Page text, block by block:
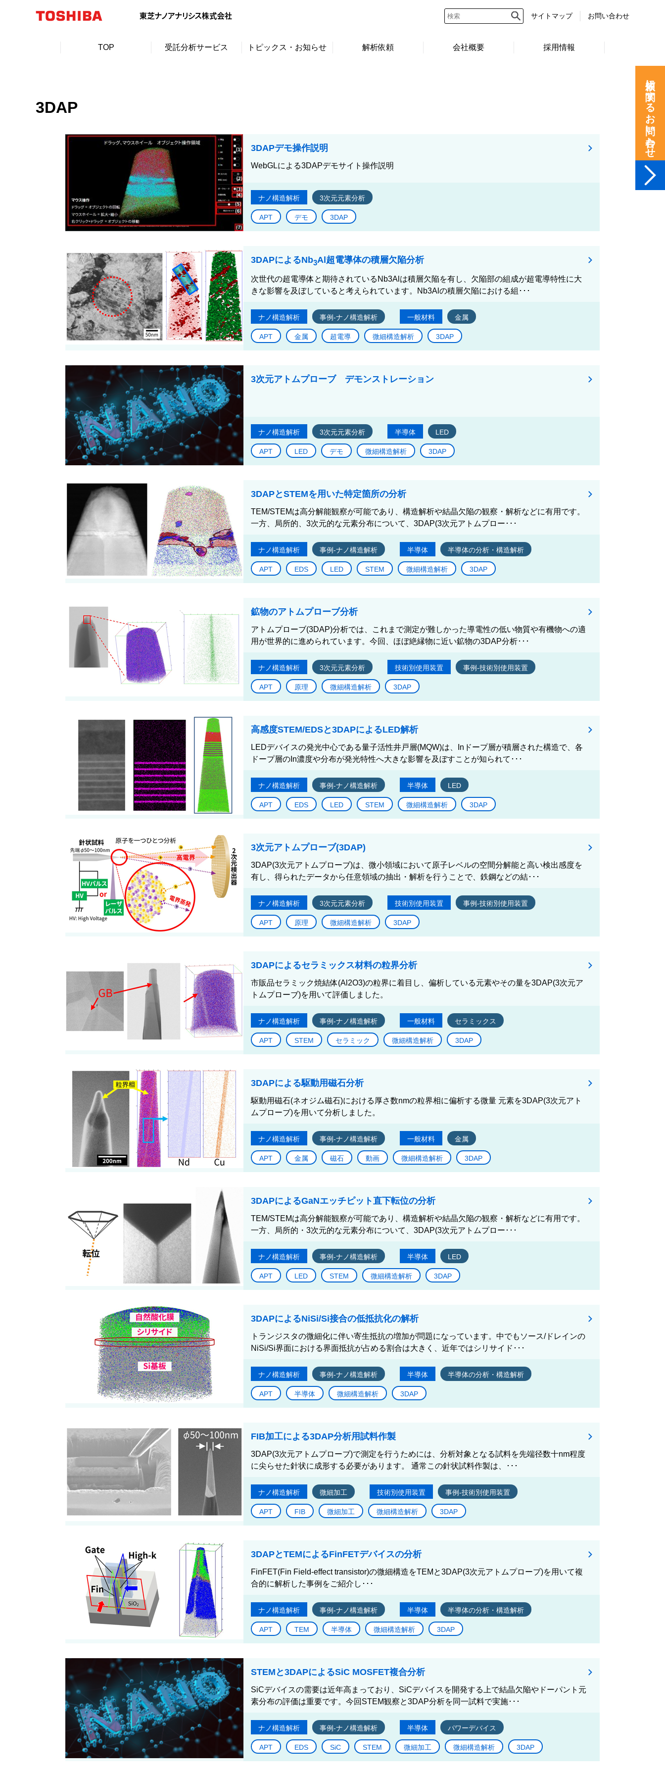
サイトマップ お問い合わせ
TOP 受託分析サービス トピックス・お知らせ 解析依頼 会社概要 採用情報
3DAP
3DAPデモ操作説明
WebGLによる3DAPデモサイト操作説明
ナノ構造解析 3次元元素分析
APT デモ 3DAP
3DAPによるNb3Al超電導体の積層欠陥分析
次世代の超電導体と期待されているNb3Alは積層欠陥を有し、欠陥部の組成が超電導特性に大
きな影響を及ぼしていると考えられています。Nb3Alの積層欠陥における組･･･
ナノ構造解析 事例-ナノ構造解析 一般材料 金属
APT 金属 超電導 微細構造解析 3DAP
3次元アトムプローブ デモンストレーション
ナノ構造解析 3次元元素分析 半導体 LED
APT LED デモ 微細構造解析 3DAP
3DAPとSTEMを用いた特定箇所の分析
TEM/STEMは高分解能観察が可能であり、構造解析や結晶欠陥の観察・解析などに有用です。
一方、局所的、3次元的な元素分布について、3DAP(3次元アトムプロー･･･
ナノ構造解析 事例-ナノ構造解析 半導体 半導体の分析・構造解析
APT EDS LED STEM 微細構造解析 3DAP
鉱物のアトムプローブ分析
アトムプローブ(3DAP)分析では、これまで測定が難しかった導電性の低い物質や有機物への適
用が世界的に進められています。今回、ほぼ絶縁物に近い鉱物の3DAP分析･･･
ナノ構造解析 3次元元素分析 技術別使用装置 事例-技術別使用装置
APT 原理 微細構造解析 3DAP
高感度STEM/EDSと3DAPによるLED解析
LEDデバイスの発光中心である量子活性井戸層(MQW)は、Inドープ層が積層された構造で、各
ドープ層のIn濃度や分布が発光特性へ大きな影響を及ぼすことが知られて･･･
ナノ構造解析 事例-ナノ構造解析 半導体 LED
APT EDS LED STEM 微細構造解析 3DAP
3次元アトムプローブ(3DAP)
3DAP(3次元アトムプローブ)は、微小領域において原子レベルの空間分解能と高い検出感度を
有し、得られたデータから任意領域の抽出・解析を行うことで、鉄鋼などの結･･･
ナノ構造解析 3次元元素分析 技術別使用装置 事例-技術別使用装置
APT 原理 微細構造解析 3DAP
3DAPによるセラミックス材料の粒界分析
市販品セラミック焼結体(Al2O3)の粒界に着目し、偏析している元素やその量を3DAP(3次元ア
トムプローブ)を用いて評価しました。
ナノ構造解析 事例-ナノ構造解析 一般材料 セラミックス
APT STEM セラミック 微細構造解析 3DAP
3DAPによる駆動用磁石分析
駆動用磁石(ネオジム磁石)における厚さ数nmの粒界相に偏析する微量 元素を3DAP(3次元アト
ムプローブ)を用いて分析しました。
ナノ構造解析 事例-ナノ構造解析 一般材料 金属
APT 金属 磁石 動画 微細構造解析 3DAP
3DAPによるGaNエッチピット直下転位の分析
TEM/STEMは高分解能観察が可能であり、構造解析や結晶欠陥の観察・解析などに有用です。
一方、局所的・3次元的な元素分布について、3DAP(3次元アトムプロー･･･
ナノ構造解析 事例-ナノ構造解析 半導体 LED
APT LED STEM 微細構造解析 3DAP
3DAPによるNiSi/Si接合の低抵抗化の解析
トランジスタの微細化に伴い寄生抵抗の増加が問題になっています。中でもソース/ドレインの
NiSi/Si界面における界面抵抗が占める割合は大きく、近年ではシリサイド･･･
ナノ構造解析 事例-ナノ構造解析 半導体 半導体の分析・構造解析
APT 半導体 微細構造解析 3DAP
FIB加工による3DAP分析用試料作製
3DAP(3次元アトムプローブ)で測定を行うためには、分析対象となる試料を先端径数十nm程度
に尖らせた針状に成形する必要があります。 通常この針状試料作製は、･･･
ナノ構造解析 微細加工 技術別使用装置 事例-技術別使用装置
APT FIB 微細加工 微細構造解析 3DAP
3DAPとTEMによるFinFETデバイスの分析
FinFET(Fin Field-effect transistor)の微細構造をTEMと3DAP(3次元アトムプローブ)を用いて複
合的に解析した事例をご紹介し･･･
ナノ構造解析 事例-ナノ構造解析 半導体 半導体の分析・構造解析
APT TEM 半導体 微細構造解析 3DAP
STEMと3DAPによるSiC MOSFET複合分析
SiCデバイスの需要は近年高まっており、SiCデバイスを開発する上で結晶欠陥やドーパント元
素分布の評価は重要です。今回STEM観察と3DAP分析を同一試料で実施･･･
ナノ構造解析 事例-ナノ構造解析 半導体 パワーデバイス
APT EDS SiC STEM 微細加工 微細構造解析 3DAP
依頼に関するお問い合わせ